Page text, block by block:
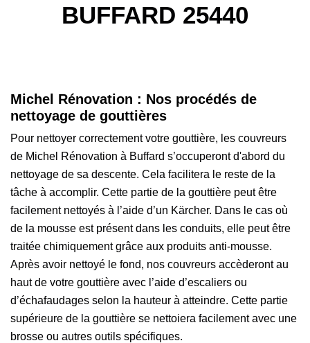
BUFFARD 25440
Michel Rénovation : Nos procédés de
nettoyage de gouttières
Pour nettoyer correctement votre gouttière, les couvreurs
de Michel Rénovation à Buffard s’occuperont d'abord du
nettoyage de sa descente. Cela facilitera le reste de la
tâche à accomplir. Cette partie de la gouttière peut être
facilement nettoyés à l’aide d’un Kärcher. Dans le cas où
de la mousse est présent dans les conduits, elle peut être
traitée chimiquement grâce aux produits anti-mousse.
Après avoir nettoyé le fond, nos couvreurs accèderont au
haut de votre gouttière avec l’aide d’escaliers ou
d’échafaudages selon la hauteur à atteindre. Cette partie
supérieure de la gouttière se nettoiera facilement avec une
brosse ou autres outils spécifiques.